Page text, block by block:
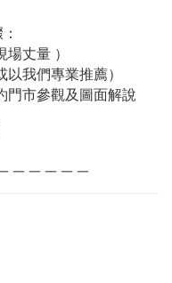
丈量 ）
我們專業推薦）
門市參觀及圖面解說